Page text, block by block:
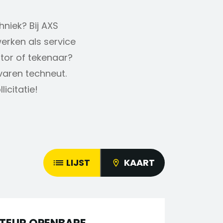
Bij AXS
als service
of tekenaar?
techneut.
LIJST KAART